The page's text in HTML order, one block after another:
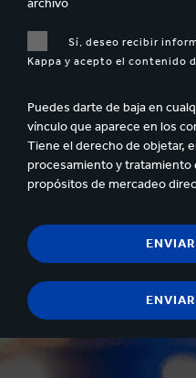
Sí, deseo recibir
Kappa y acepto el contenido
Puedes darte de baja en
vínculo que aparece en los
Tiene el derecho de objetar,
procesamiento y tratamiento
propósitos de mercadeo